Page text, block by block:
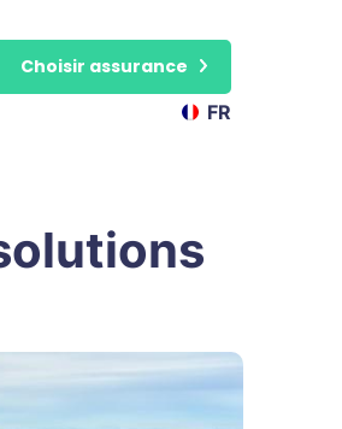
Choisir assurance
FR